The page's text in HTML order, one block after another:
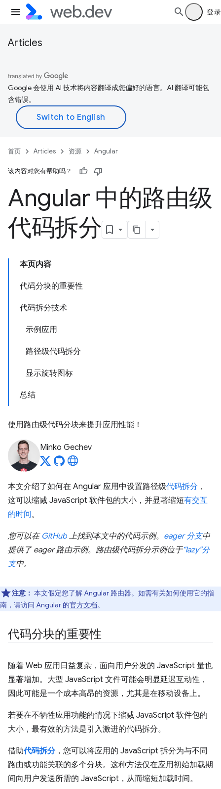
登录
Articles
Google 会使用 AI 技术将内容翻译成您偏好的语言。AI 翻译可能包
含错误。
首页 Articles 资源 Angular
该内容对您有帮助吗？
Angular 中的路由级
代码拆分
本页内容
代码分块的重要性
代码拆分技术
示例应用
路径级代码拆分
显示旋转图标
总结
使用路由级代码分块来提升应用性能！
Minko Gechev
本文介绍了如何在 Angular 应用中设置路径级代码拆分 ，
这可以缩减 JavaScript 软件包的大小，并显著缩短有交互
的时间。
您可以在 GitHub上找到本文中的代码示例。 eager 分支中
提供了 eager 路由示例。路由级代码拆分示例位于“lazy”分
支中。
注意： 本文假定您了解 Angular 路由器。如需有关如何使用它的指
南，请访问 Angular 的官方文档。
代码分块的重要性
随着 Web 应用日益复杂，面向用户分发的 JavaScript 量也
显著增加。大型 JavaScript 文件可能会明显延迟互动性，
因此可能是一个成本高昂的资源，尤其是在移动设备上。
若要在不牺牲应用功能的情况下缩减 JavaScript 软件包的
大小，最有效的方法是引入激进的代码拆分。
借助代码拆分，您可以将应用的 JavaScript 拆分为与不同
路由或功能关联的多个分块。这种方法仅在应用初始加载期
间向用户发送所需的 JavaScript，从而缩短加载时间。